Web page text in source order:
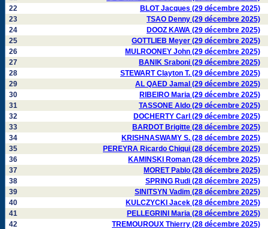
22
BLOT Jacques (29 décembre 2025)
23
TSAO Denny (29 décembre 2025)
24
DOOZ KAWA (29 décembre 2025)
25
GOTTLIEB Meyer (29 décembre 2025)
26
MULROONEY John (29 décembre 2025)
27
BANIK Sraboni (29 décembre 2025)
28
STEWART Clayton T. (29 décembre 2025)
29
AL QAED Jamal (29 décembre 2025)
30
RIBEIRO Maria (29 décembre 2025)
31
TASSONE Aldo (29 décembre 2025)
32
DOCHERTY Carl (29 décembre 2025)
33
BARDOT Brigitte (28 décembre 2025)
34
KRISHNASWAMY S. (28 décembre 2025)
35
PEREYRA Ricardo Chiqui (28 décembre 2025)
36
KAMINSKI Roman (28 décembre 2025)
37
MORET Pablo (28 décembre 2025)
38
SPRING Rudi (28 décembre 2025)
39
SINITSYN Vadim (28 décembre 2025)
40
KULCZYCKI Jacek (28 décembre 2025)
41
PELLEGRINI Maria (28 décembre 2025)
42
TREMOUROUX Thierry (28 décembre 2025)